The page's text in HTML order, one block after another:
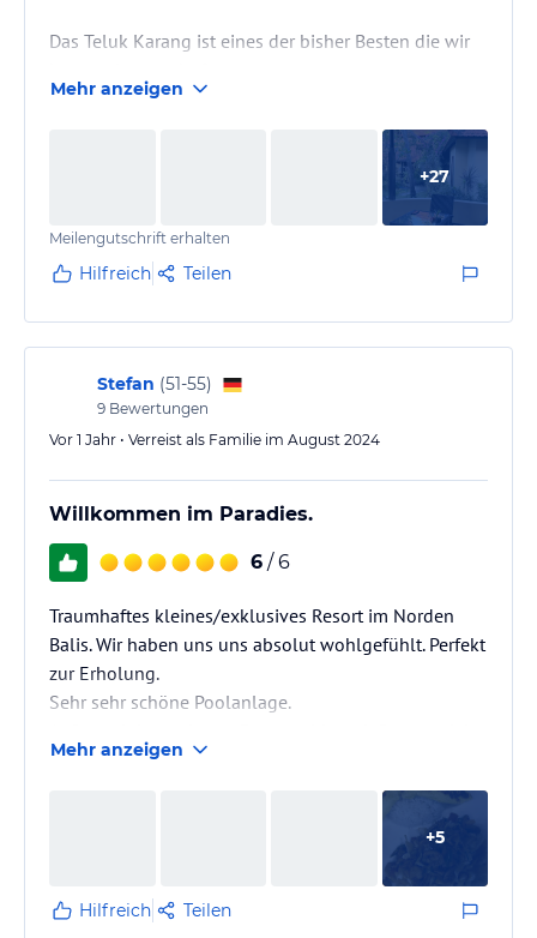
Das Teluk Karang ist eines der bisher Besten die wir
Preis-Leistung top, Service Spitzenklasse, Essen auf
Bungalows (wir waren im Bishma) ein Traum.
Anlage klein, ruhig mit schönem Infinity-Pool und
tollem Garten.
Danke an das gesamte Team.
Wir haben uns sehr wohl gefühlt und wir kommen
Mehr anzeigen
+27
Meilengutschrift erhalten
Hilfreich Teilen
Stefan (51-55)
9 Bewertungen
Vor 1 Jahr • Verreist als Familie im August 2024
Willkommen im Paradies.
6 / 6
Traumhaftes kleines/exklusives Resort im Norden
Balis. Wir haben uns uns absolut wohlgefühlt. Perfekt
zur Erholung.
Sehr sehr schöne Poolanlage.
Ruhe. Wir hatten zudem das Glück, das das Hotel
Tauchurlauber diese tagsüber oftmals unter Wasser
Mehr anzeigen
+5
Hilfreich Teilen